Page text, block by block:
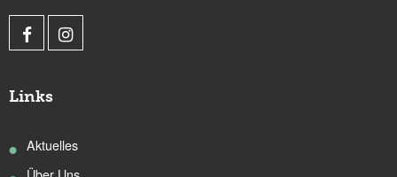
Links
Aktuelles